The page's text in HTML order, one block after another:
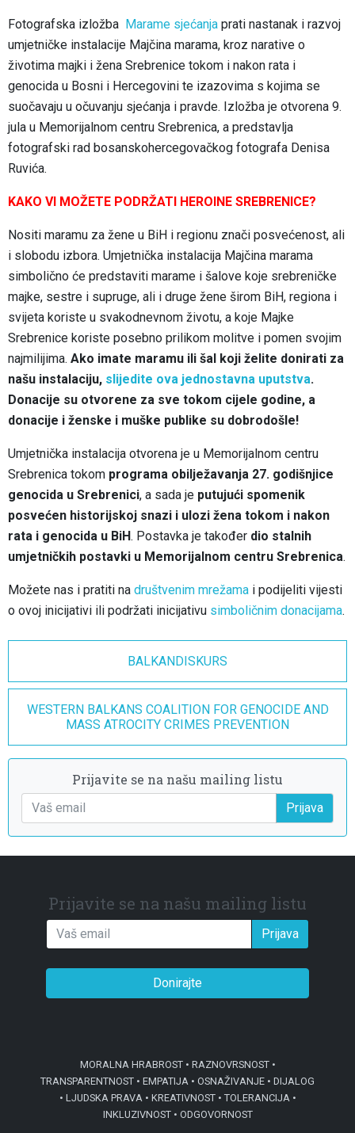
Fotografska izložba Marame sjećanja prati nastanak i razvoj
umjetničke instalacije Majčina marama, kroz narative o
životima majki i žena Srebrenice tokom i nakon rata i
genocida u Bosni i Hercegovini te izazovima s kojima se
suočavaju u očuvanju sjećanja i pravde. Izložba je otvorena 9.
jula u Memorijalnom centru Srebrenica, a predstavlja
fotografski rad bosanskohercegovačkog fotografa Denisa
Ruvića.
KAKO VI MOŽETE PODRŽATI HEROINE SREBRENICE?
Nositi maramu za žene u BiH i regionu znači posvećenost, ali
i slobodu izbora. Umjetnička instalacija Majčina marama
simbolično će predstaviti marame i šalove koje srebreničke
majke, sestre i supruge, ali i druge žene širom BiH, regiona i
svijeta koriste u svakodnevnom životu, a koje Majke
Srebrenice koriste posebno prilikom molitve i pomen svojim
najmilijima. Ako imate maramu ili šal koji želite donirati za
našu instalaciju, slijedite ova jednostavna uputstva.
Donacije su otvorene za sve tokom cijele godine, a
donacije i ženske i muške publike su dobrodošle!
Umjetnička instalacija otvorena je u Memorijalnom centru
Srebrenica tokom programa obilježavanja 27. godišnjice
genocida u Srebrenici, a sada je putujući spomenik
posvećen historijskoj snazi i ulozi žena tokom i nakon
rata i genocida u BiH. Postavka je također dio stalnih
umjetničkih postavki u Memorijalnom centru Srebrenica.
Možete nas i pratiti na društvenim mrežama i podijeliti vijesti
o ovoj inicijativi ili podržati inicijativu simboličnim donacijama.
BALKANDISKURS
WESTERN BALKANS COALITION FOR GENOCIDE AND
MASS ATROCITY CRIMES PREVENTION
Prijavite se na našu mailing listu
Prijava
Prijavite se na našu mailing listu
Prijava
Donirajte
MORALNA HRABROST • RAZNOVRSNOST •
TRANSPARENTNOST • EMPATIJA • OSNAŽIVANJE • DIJALOG
• LJUDSKA PRAVA • KREATIVNOST • TOLERANCIJA •
INKLUZIVNOST • ODGOVORNOST